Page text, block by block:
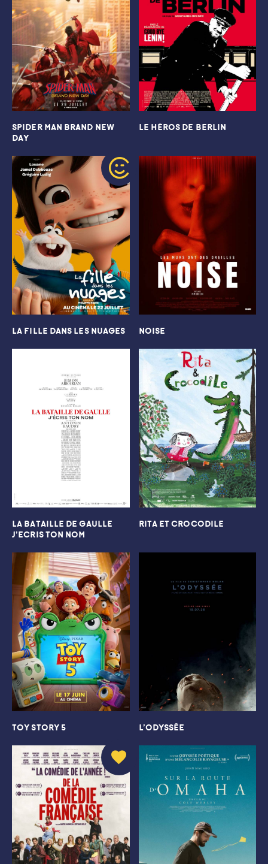
SPIDER MAN BRAND NEW
DAY
LE HéROS DE BERLIN
LA FILLE DANS LES NUAGES NOISE
LA BATAILLE DE GAULLE
J’ECRIS TON NOM
RITA ET CROCODILE
TOY STORY 5 L’ODYSSÉE